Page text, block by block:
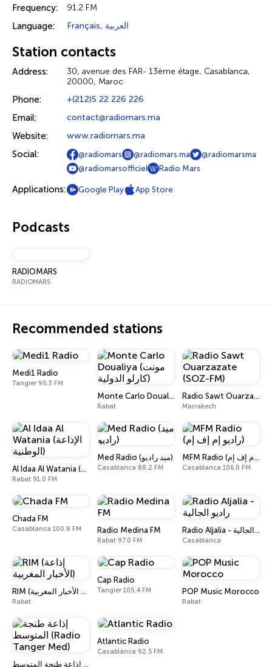
Frequency: 91.2 FM
Language: Français, العربية
Station contacts
Address:
30, avenue des FAR- 13ème étage, Casablanca,
20000, Maroc
Phone: +(212)5 22 226 226
Email: contact@radiomars.ma
Website: www.radiomars.ma
Social: @radiomars @radiomars.ma
@radiomarsma
@radiomarsofficiel
Radio Mars
Applications: Google Play App Store
Podcasts
RADIOMARS
RADIOMARS
Recommended stations
Medi1 Radio
Tangier 95.3 FM
Monte Carlo Doualiya (مونت كارلو الدولية)
Rabat
Radio Sawt Ouarzazate (SOZ-FM)
Marrakech
Al Idaa Al Watania (الإذاعة الوطنية)
Rabat 91.0 FM
Med Radio (ميد راديو)
Casablanca 88.2 FM
MFM Radio (راديو إم إف إم)
Casablanca 106.0 FM
Chada FM
Casablanca 100.8 FM Radio Medina FM
Rabat 97.0 FM
Radio Aljalia - راديو الجالية
Casablanca
RIM (إذاعة الأخبار المغربية)
Rabat
Cap Radio
Tangier 105.4 FM POP Music Morocco
Rabat
إذاعة طنجة المتوسط (Radio Tanger Med)
Atlantic Radio
Casablanca 92.5 FM